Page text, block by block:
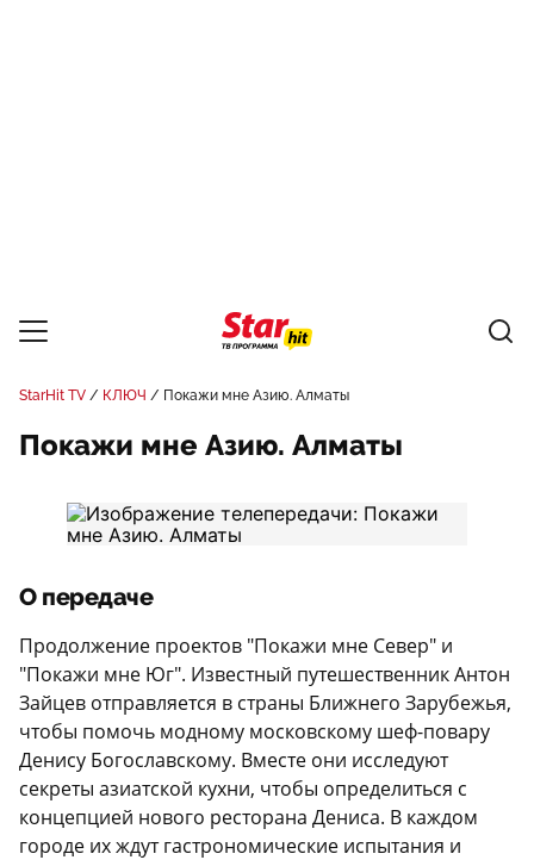
StarHit TV КЛЮЧ Покажи мне Азию. Алматы
Покажи мне Азию. Алматы
О передаче
Продолжение проектов "Покажи мне Север" и
"Покажи мне Юг". Известный путешественник Антон
Зайцев отправляется в страны Ближнего Зарубежья,
чтобы помочь модному московскому шеф-повару
Денису Богославскому. Вместе они исследуют
секреты азиатской кухни, чтобы определиться с
концепцией нового ресторана Дениса. В каждом
городе их ждут гастрономические испытания и